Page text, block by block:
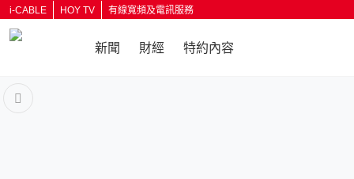
i-CABLE HOY TV 有線寬頻及電訊服務
新聞 財經 特約內容